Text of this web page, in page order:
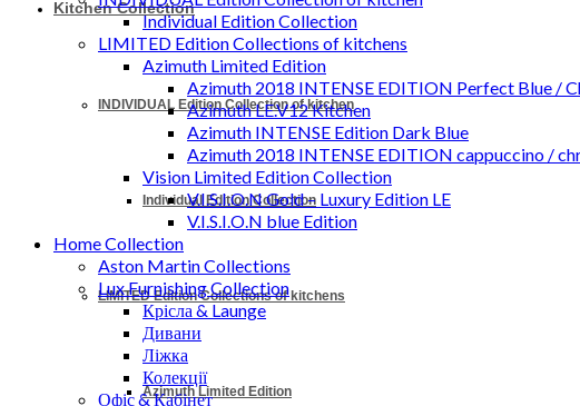
Kitchen Collection
INDIVIDUAL Edition Collection of kitchen
Individual Edition Collection
LIMITED Edition Collections of kitchens
Azimuth Limited Edition
Individual Edition Collection
LIMITED Edition Collections of kitchens
Azimuth Limited Edition
Azimuth 2018 INTENSE EDITION Perfect Blue /
Azimuth LE.V12 Kitchen
Azimuth INTENSE Edition Dark Blue
Azimuth 2018 INTENSE EDITION cappuccino /
Vision Limited Edition Collection
V.I.S.I.O.N Gold – Luxury Edition LE
V.I.S.I.O.N blue Edition
Home Collection
Aston Martin Collections
Lux Furnishing Collection
Крісла & Launge
Дивани
Ліжка
Колекції
Офіс & Кабінет